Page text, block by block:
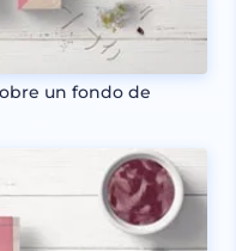
un fondo de